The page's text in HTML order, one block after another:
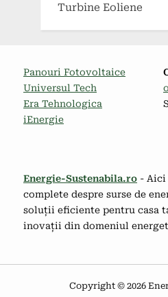
Turbine Eoliene
Panouri Fotovoltaice
Universul Tech
Era Tehnologica
iEnergie
Energie-Sustenabila.ro -
complete despre surse de
soluții eficiente pentru casa
inovații din domeniul
Copyright © 2026